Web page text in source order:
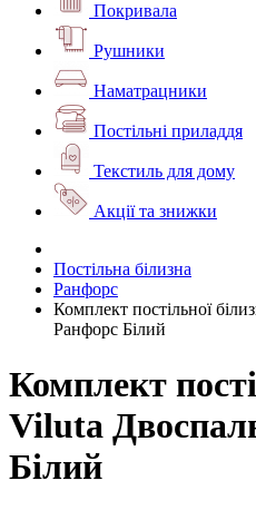
Покривала
Рушники
Наматрацники
Постільні приладдя
Текстиль для дому
Акції та знижки
Постільна білизна
Ранфорс
Комплект постільної
Ранфорс Білий
Комплект
Viluta
Білий